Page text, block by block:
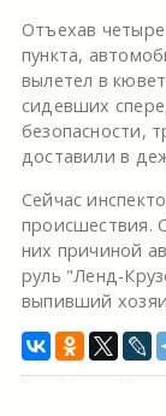
Отъехав
пункта,
вылетел в
сидевших
безопасности,
доставили в
Сейчас
происшествия.
них причиной
руль "Ленд-
выпивший